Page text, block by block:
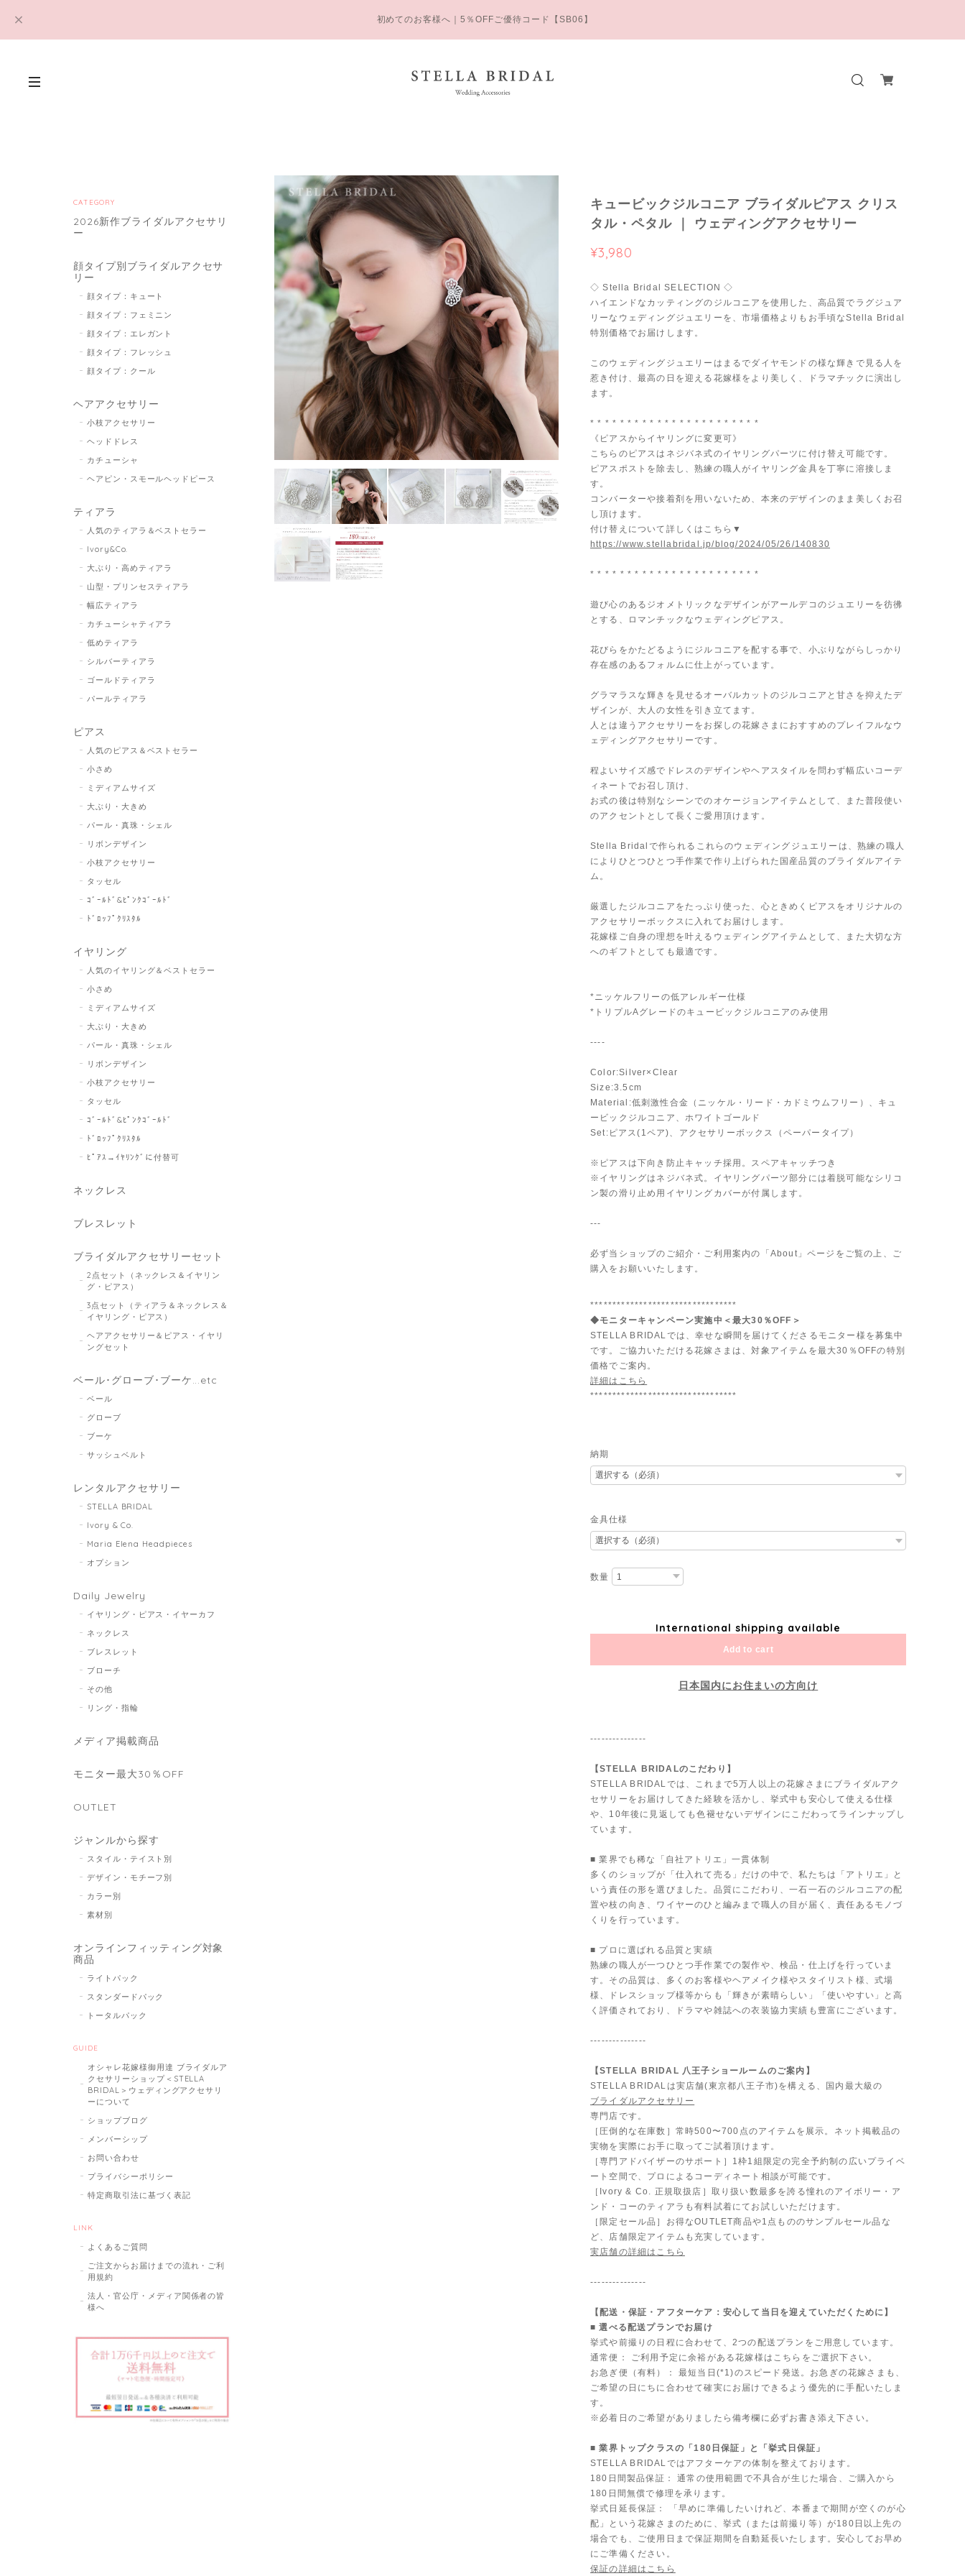
初めてのお客様へ｜5％OFFご優待コード【SB06】
キュービックジルコニア ブライダルピアス クリス
タル・ペタル ｜ ウェディングアクセサリー
¥3,980
◇ Stella Bridal SELECTION ◇
ハイエンドなカッティングのジルコニアを使用した、高品質でラグジュア
リーなウェディングジュエリーを、市場価格よりもお手頃なStella Bridal
特別価格でお届けします。
このウェディングジュエリーはまるでダイヤモンドの様な輝きで見る人を
惹き付け、最高の日を迎える花嫁様をより美しく、ドラマチックに演出し
ます。
* * * * * * * * * * * * * * * * * * * * * * *
《ピアスからイヤリングに変更可》
こちらのピアスはネジバネ式のイヤリングパーツに付け替え可能です。
ピアスポストを除去し、熟練の職人がイヤリング金具を丁寧に溶接しま
す。
コンバーターや接着剤を用いないため、本来のデザインのまま美しくお召
し頂けます。
付け替えについて詳しくはこちら▼
https://www.stellabridal.jp/blog/2024/05/26/140830
* * * * * * * * * * * * * * * * * * * * * * *
遊び心のあるジオメトリックなデザインがアールデコのジュエリーを彷彿
とする、ロマンチックなウェディングピアス。
花びらをかたどるようにジルコニアを配する事で、小ぶりながらしっかり
存在感のあるフォルムに仕上がっています。
グラマラスな輝きを見せるオーバルカットのジルコニアと甘さを抑えたデ
ザインが、大人の女性を引き立てます。
人とは違うアクセサリーをお探しの花嫁さまにおすすめのプレイフルなウ
ェディングアクセサリーです。
程よいサイズ感でドレスのデザインやヘアスタイルを問わず幅広いコーデ
ィネートでお召し頂け、
お式の後は特別なシーンでのオケージョンアイテムとして、また普段使い
のアクセントとして長くご愛用頂けます。
Stella Bridalで作られるこれらのウェディングジュエリーは、熟練の職人
によりひとつひとつ手作業で作り上げられた国産品質のブライダルアイテ
ム。
厳選したジルコニアをたっぷり使った、心ときめくピアスをオリジナルの
アクセサリーボックスに入れてお届けします。
花嫁様ご自身の理想を叶えるウェディングアイテムとして、また大切な方
へのギフトとしても最適です。
*ニッケルフリーの低アレルギー仕様
*トリプルAグレードのキュービックジルコニアのみ使用
----
Color:Silver×Clear
Size:3.5cm
Material:低刺激性合金（ニッケル・リード・カドミウムフリー）、キュ
ービックジルコニア、ホワイトゴールド
Set:ピアス(1ペア)、アクセサリーボックス（ペーパータイプ）
※ピアスは下向き防止キャッチ採用。スペアキャッチつき
※イヤリングはネジバネ式。イヤリングパーツ部分には着脱可能なシリコ
ン製の滑り止め用イヤリングカバーが付属します。
---
必ず当ショップのご紹介・ご利用案内の「About」ページをご覧の上、ご
購入をお願いいたします。
*********************************
◆モニターキャンペーン実施中＜最大30％OFF＞
STELLA BRIDALでは、幸せな瞬間を届けてくださるモニター様を募集中
です。ご協力いただける花嫁さまは、対象アイテムを最大30％OFFの特別
価格でご案内。
詳細はこちら
*********************************
納期
金具仕様
数量
International shipping available
Add to cart
日本国内にお住まいの方向け
---------------
【STELLA BRIDALのこだわり】
STELLA BRIDALでは、これまで5万人以上の花嫁さまにブライダルアク
セサリーをお届けしてきた経験を活かし、挙式中も安心して使える仕様
や、10年後に見返しても色褪せないデザインにこだわってラインナップし
ています。
■ 業界でも稀な「自社アトリエ」一貫体制
多くのショップが「仕入れて売る」だけの中で、私たちは「アトリエ」と
いう責任の形を選びました。品質にこだわり、一石一石のジルコニアの配
置や枝の向き、ワイヤーのひと編みまで職人の目が届く、責任あるモノづ
くりを行っています。
■ プロに選ばれる品質と実績
熟練の職人が一つひとつ手作業での製作や、検品・仕上げを行っていま
す。その品質は、多くのお客様やヘアメイク様やスタイリスト様、式場
様、ドレスショップ様等からも「輝きが素晴らしい」「使いやすい」と高
く評価されており、ドラマや雑誌への衣装協力実績も豊富にございます。
---------------
【STELLA BRIDAL 八王子ショールームのご案内】
STELLA BRIDALは実店舗(東京都八王子市)を構える、国内最大級の
ブライダルアクセサリー
専門店です。
［圧倒的な在庫数］常時500〜700点のアイテムを展示。ネット掲載品の
実物を実際にお手に取ってご試着頂けます。
［専門アドバイザーのサポート］1枠1組限定の完全予約制の広いプライベ
ート空間で、プロによるコーディネート相談が可能です。
［Ivory & Co. 正規取扱店］取り扱い数最多を誇る憧れのアイボリー・ア
ンド・コーのティアラも有料試着にてお試しいただけます。
［限定セール品］お得なOUTLET商品や1点もののサンプルセール品な
ど、店舗限定アイテムも充実しています。
実店舗の詳細はこちら
---------------
【配送・保証・アフターケア：安心して当日を迎えていただくために】
■ 選べる配送プランでお届け
挙式や前撮りの日程に合わせて、2つの配送プランをご用意しています。
通常便： ご利用予定に余裕がある花嫁様はこちらをご選択下さい。
お急ぎ便（有料）： 最短当日(*1)のスピード発送。お急ぎの花嫁さまも、
ご希望の日にちに合わせて確実にお届けできるよう優先的に手配いたしま
す。
※必着日のご希望がありましたら備考欄に必ずお書き添え下さい。
■ 業界トップクラスの「180日保証」と「挙式日保証」
STELLA BRIDALではアフターケアの体制を整えております。
180日間製品保証： 通常の使用範囲で不具合が生じた場合、ご購入から
180日間無償で修理を承ります。
挙式日延長保証： 「早めに準備したいけれど、本番まで期間が空くのが心
配」という花嫁さまのために、挙式（または前撮り等）が180日以上先の
場合でも、ご使用日まで保証期間を自動延長いたします。安心してお早め
にご準備ください。
保証の詳細はこちら
CATEGORY
2026新作ブライダルアクセサリ
ー
顔タイプ別ブライダルアクセサ
リー
顔タイプ：キュート
顔タイプ：フェミニン
顔タイプ：エレガント
顔タイプ：フレッシュ
顔タイプ：クール
ヘアアクセサリー
小枝アクセサリー
ヘッドドレス
カチューシャ
ヘアピン・スモールヘッドピース
ティアラ
人気のティアラ＆ベストセラー
Ivory&Co.
大ぶり・高めティアラ
山型・プリンセスティアラ
幅広ティアラ
カチューシャティアラ
低めティアラ
シルバーティアラ
ゴールドティアラ
パールティアラ
ピアス
人気のピアス＆ベストセラー
小さめ
ミディアムサイズ
大ぶり・大きめ
パール・真珠・シェル
リボンデザイン
小枝アクセサリー
タッセル
ｺﾞｰﾙﾄﾞ&ﾋﾟﾝｸｺﾞｰﾙﾄﾞ
ﾄﾞﾛｯﾌﾟｸﾘｽﾀﾙ
イヤリング
人気のイヤリング＆ベストセラー
小さめ
ミディアムサイズ
大ぶり・大きめ
パール・真珠・シェル
リボンデザイン
小枝アクセサリー
タッセル
ｺﾞｰﾙﾄﾞ&ﾋﾟﾝｸｺﾞｰﾙﾄﾞ
ﾄﾞﾛｯﾌﾟｸﾘｽﾀﾙ
ﾋﾟｱｽ→ｲﾔﾘﾝｸﾞに付替可
ネックレス
ブレスレット
ブライダルアクセサリーセット
2点セット（ネックレス＆イヤリン
グ・ピアス）
3点セット（ティアラ＆ネックレス＆
イヤリング・ピアス）
ヘアアクセサリー＆ピアス・イヤリ
ングセット
ベール･グローブ･ブーケ...etc
ベール
グローブ
ブーケ
サッシュベルト
レンタルアクセサリー
STELLA BRIDAL
Ivory & Co.
Maria Elena Headpieces
オプション
Daily Jewelry
イヤリング・ピアス・イヤーカフ
ネックレス
ブレスレット
ブローチ
その他
リング・指輪
メディア掲載商品
モニター最大30％OFF
OUTLET
ジャンルから探す
スタイル・テイスト別
デザイン・モチーフ別
カラー別
素材別
オンラインフィッティング対象
商品
ライトパック
スタンダードパック
トータルパック
GUIDE
オシャレ花嫁様御用達 ブライダルア
クセサリーショップ＜STELLA
BRIDAL＞ウェディングアクセサリ
ーについて
ショップブログ
メンバーシップ
お問い合わせ
プライバシーポリシー
特定商取引法に基づく表記
LINK
よくあるご質問
ご注文からお届けまでの流れ・ご利
用規約
法人・官公庁・メディア関係者の皆
様へ